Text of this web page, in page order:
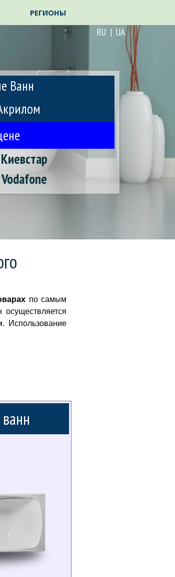
▼
РЕГИОНЫ
RU | UA
Ванн
Киевстар
Vodafone
по самым
Использование